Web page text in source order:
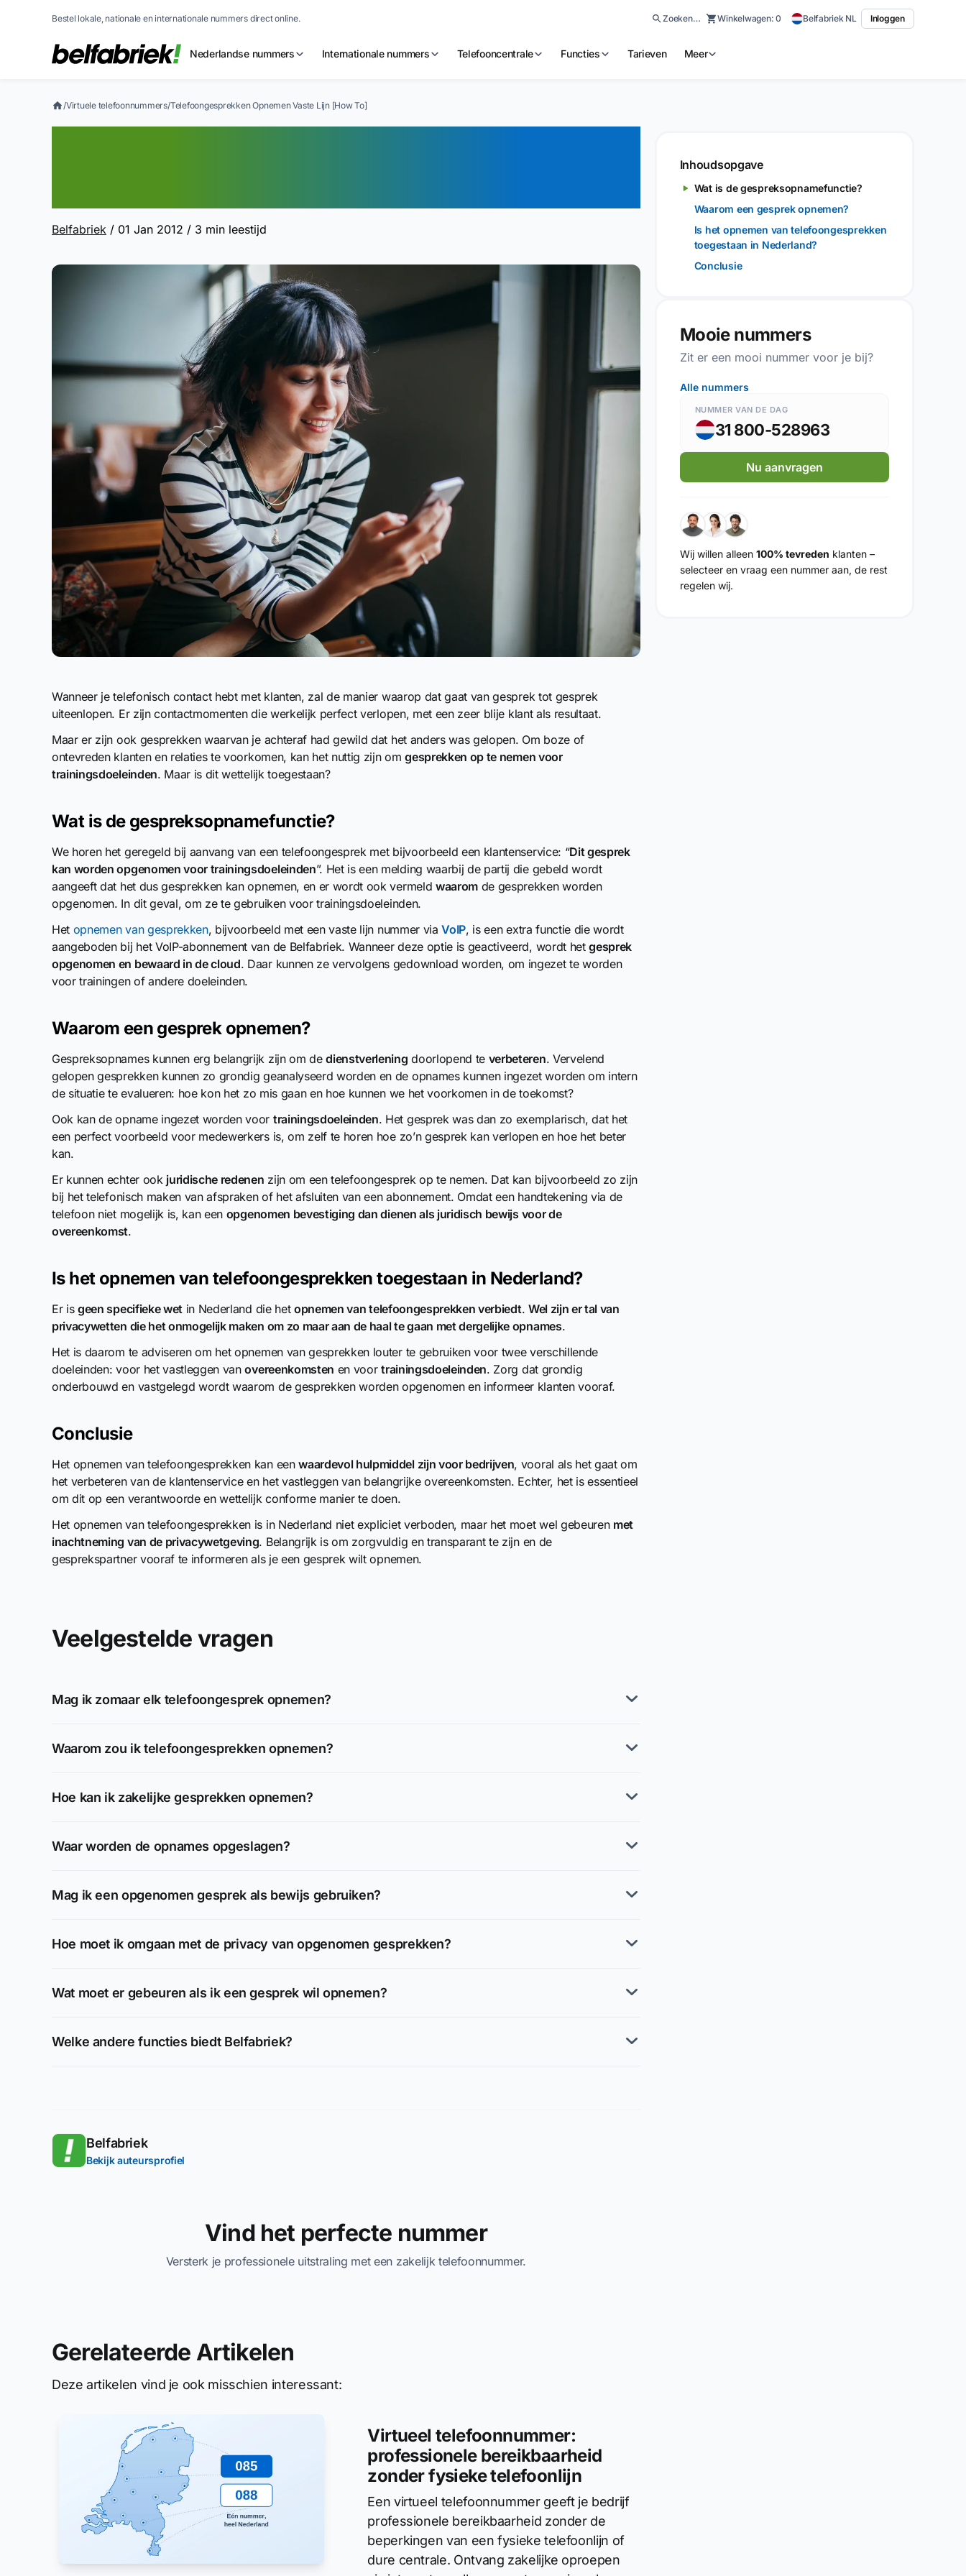
Bestel lokale, nationale en internationale nummers direct online. Zoeken… Winkelwagen:0 Belfabriek NL Inloggen
Nederlandse nummers Internationale nummers Telefooncentrale Functies Tarieven Meer
/Virtuele telefoonnummers/Telefoongesprekken Opnemen Vaste Lijn [How To]
Belfabriek / 01 Jan 2012 / 3 min leestijd
Wanneer je telefonisch contact hebt met klanten, zal de manier waarop dat gaat van gesprek tot gesprek
uiteenlopen. Er zijn contactmomenten die werkelijk perfect verlopen, met een zeer blije klant als resultaat.
Maar er zijn ook gesprekken waarvan je achteraf had gewild dat het anders was gelopen. Om boze of
ontevreden klanten en relaties te voorkomen, kan het nuttig zijn omgesprekken op te nemen voor
trainingsdoeleinden. Maar is dit wettelijk toegestaan?
Wat is de gespreksopnamefunctie?
We horen het geregeld bij aanvang van een telefoongesprek met bijvoorbeeld een klantenservice: “Dit gesprek
kan worden opgenomen voor trainingsdoeleinden”. Het is een melding waarbij de partij die gebeld wordt
aangeeft dat het dus gesprekken kan opnemen, en er wordt ook vermeld waarom de gesprekken worden
opgenomen. In dit geval, om ze te gebruiken voor trainingsdoeleinden.
Het opnemen van gesprekken, bijvoorbeeld met een vaste lijn nummer viaVoIP, is een extra functie die wordt
aangeboden bij het VoIP-abonnement van de Belfabriek. Wanneer deze optie is geactiveerd, wordt hetgesprek
opgenomen en bewaard in de cloud. Daar kunnen ze vervolgens gedownload worden, om ingezet te worden
voor trainingen of andere doeleinden.
Waarom een gesprek opnemen?
Gespreksopnames kunnen erg belangrijk zijn om dedienstverlening doorlopend te verbeteren. Vervelend
gelopen gesprekken kunnen zo grondig geanalyseerd worden en de opnames kunnen ingezet worden om intern
de situatie te evalueren: hoe kon het zo mis gaan en hoe kunnen we het voorkomen in de toekomst?
Ook kan de opname ingezet worden voor trainingsdoeleinden. Het gesprek was dan zo exemplarisch, dat het
een perfect voorbeeld voor medewerkers is, om zelf te horen hoe zo’n gesprek kan verlopen en hoe het beter
kan.
Er kunnen echter ook juridische redenen zijn om een telefoongesprek op te nemen. Dat kan bijvoorbeeld zo zijn
bij het telefonisch maken van afspraken of het afsluiten van een abonnement. Omdat een handtekening via de
telefoon niet mogelijk is, kan een opgenomen bevestiging dan dienen als juridisch bewijs voor de
overeenkomst.
Is het opnemen van telefoongesprekken toegestaan in Nederland?
Er isgeen specifieke wet in Nederland die het opnemen van telefoongesprekken verbiedt. Wel zijn er tal van
privacywetten die het onmogelijk maken om zo maar aan de haal te gaan met dergelijke opnames.
Het is daarom te adviseren om het opnemen van gesprekken louter te gebruiken voor twee verschillende
doeleinden: voor het vastleggen vanovereenkomsten en voortrainingsdoeleinden. Zorg dat grondig
onderbouwd en vastgelegd wordt waarom de gesprekken worden opgenomen en informeer klanten vooraf.
Conclusie
Het opnemen van telefoongesprekken kan eenwaardevol hulpmiddel zijn voor bedrijven, vooral als het gaat om
het verbeteren van de klantenservice en het vastleggen van belangrijke overeenkomsten. Echter, het is essentieel
om dit op een verantwoorde en wettelijk conforme manier te doen.
Het opnemen van telefoongesprekken is in Nederland niet expliciet verboden, maar het moet wel gebeuren met
inachtneming van de privacywetgeving. Belangrijk is om zorgvuldig en transparant te zijn en de
gesprekspartner vooraf te informeren als je een gesprek wilt opnemen.
Veelgestelde vragen
Mag ik zomaar elk telefoongesprek opnemen?
Waarom zou ik telefoongesprekken opnemen?
Hoe kan ik zakelijke gesprekken opnemen?
Waar worden de opnames opgeslagen?
Mag ik een opgenomen gesprek als bewijs gebruiken?
Hoe moet ik omgaan met de privacy van opgenomen gesprekken?
Wat moet er gebeuren als ik een gesprek wil opnemen?
Welke andere functies biedt Belfabriek?
Belfabriek
Bekijk auteursprofiel
Vind het perfecte nummer
Versterk je professionele uitstraling met een zakelijk telefoonnummer.
Gerelateerde Artikelen
Deze artikelen vind je ook misschien interessant:
Virtueel telefoonnummer:
professionele bereikbaarheid
zonder fysieke telefoonlijn
Een virtueel telefoonnummer geeft je bedrijf
professionele bereikbaarheid zonder de
beperkingen van een fysieke telefoonlijn of
dure centrale. Ontvang zakelijke oproepen
Inhoudsopgave
Wat is de gespreksopnamefunctie?
Waarom een gesprek opnemen?
Is het opnemen van telefoongesprekken
toegestaan in Nederland?
Conclusie
Mooie nummers
Zit er een mooi nummer voor je bij?
Alle nummers
NUMMER VAN DE DAG
31 800-528963
Nu aanvragen
Wij willen alleen 100% tevreden klanten –
selecteer en vraag een nummer aan, de rest
regelen wij.